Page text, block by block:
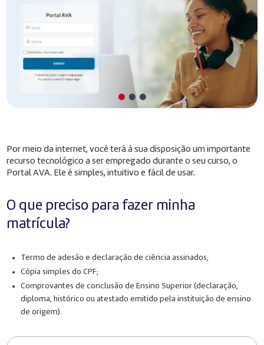
Por meio da internet, você terá à sua disposição um importante
recurso tecnológico a ser empregado durante o seu curso, o
Portal AVA. Ele é simples, intuitivo e fácil de usar.
O que preciso para fazer minha
matrícula?
Termo de adesão e declaração de ciência assinados;
Cópia simples do CPF;
Comprovantes de conclusão de Ensino Superior (declaração,
diploma, histórico ou atestado emitido pela instituição de ensino
de origem).